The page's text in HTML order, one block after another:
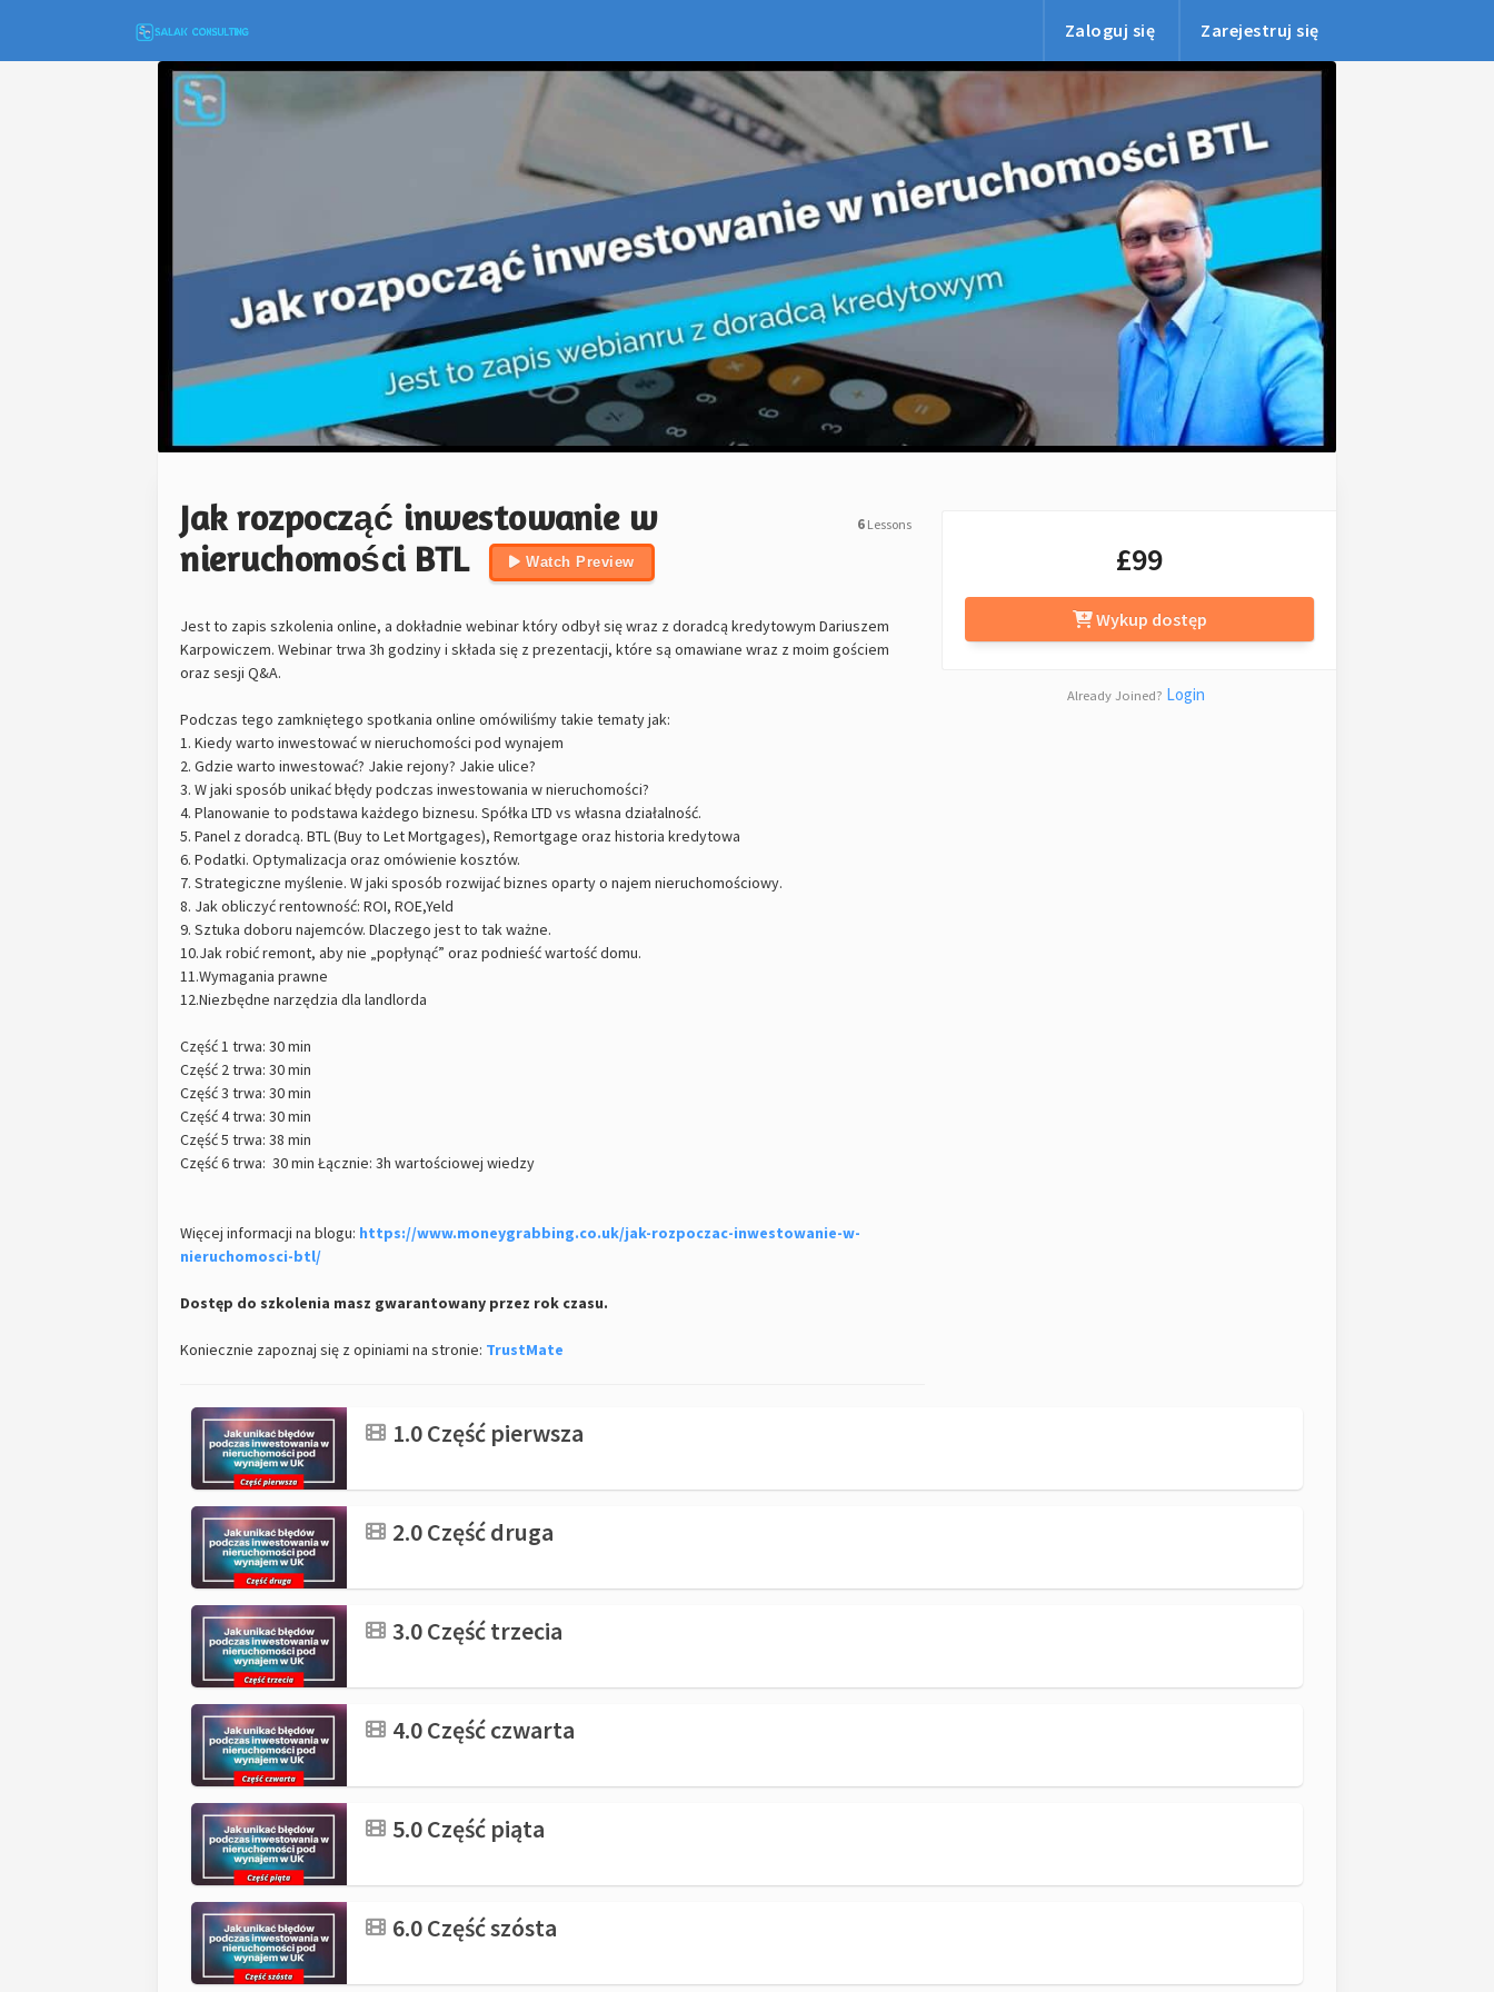
Zaloguj się Zarejestruj się
Jak rozpocząć inwestowanie w
nieruchomości BTL
Watch Preview
Jest to zapis szkolenia online, a dokładnie webinar który odbył się wraz z doradcą kredytowym Dariuszem
Karpowiczem. Webinar trwa 3h godziny i składa się z prezentacji, które są omawiane wraz z moim gościem
oraz sesji Q&A.
Podczas tego zamkniętego spotkania online omówiliśmy takie tematy jak:
1. Kiedy warto inwestować w nieruchomości pod wynajem
2. Gdzie warto inwestować? Jakie rejony? Jakie ulice?
3. W jaki sposób unikać błędy podczas inwestowania w nieruchomości?
4. Planowanie to podstawa każdego biznesu. Spółka LTD vs własna działalność.
5. Panel z doradcą. BTL (Buy to Let Mortgages), Remortgage oraz historia kredytowa
6. Podatki. Optymalizacja oraz omówienie kosztów.
7. Strategiczne myślenie. W jaki sposób rozwijać biznes oparty o najem nieruchomościowy.
8. Jak obliczyć rentowność: ROI, ROE,Yeld
9. Sztuka doboru najemców. Dlaczego jest to tak ważne.
10.Jak robić remont, aby nie „popłynąć” oraz podnieść wartość domu.
11.Wymagania prawne
12.Niezbędne narzędzia dla landlorda
Część 1 trwa: 30 min
Część 2 trwa: 30 min
Część 3 trwa: 30 min
Część 4 trwa: 30 min
Część 5 trwa: 38 min
Część 6 trwa: 30 min Łącznie: 3h wartościowej wiedzy
Więcej informacji na blogu: https://www.moneygrabbing.co.uk/jak-rozpoczac-inwestowanie-w-
nieruchomosci-btl/
Dostęp do szkolenia masz gwarantowany przez rok czasu.
Koniecznie zapoznaj się z opiniami na stronie: TrustMate
6 Lessons
£99
Wykup dostęp
Already Joined? Login
1.0 Część pierwsza
2.0 Część druga
3.0 Część trzecia
4.0 Część czwarta
5.0 Część piąta
6.0 Część szósta